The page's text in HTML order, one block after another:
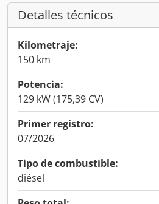
Detalles técnicos
Kilometraje:
150 km
Potencia:
129 kW (175,39 CV)
Primer registro:
07/2026
Tipo de combustible:
diésel